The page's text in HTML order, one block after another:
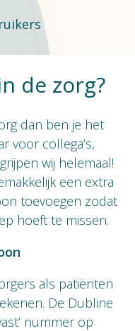
de zorg?
dan ben je het
voor collega’s,
wij helemaal!
een extra
toevoegen zodat
hoeft te missen.
als patiënten
De Dubline
nummer op